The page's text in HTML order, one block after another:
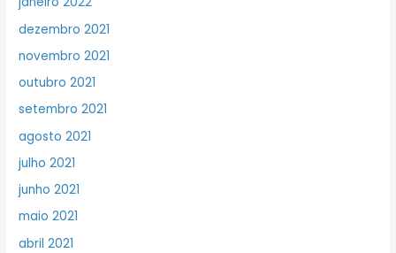
dezembro 2021
novembro 2021
outubro 2021
setembro 2021
agosto 2021
julho 2021
junho 2021
maio 2021
abril 2021